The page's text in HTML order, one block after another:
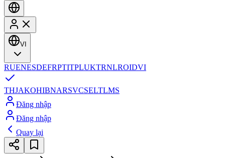
VI
RUENESDEFRPTITPLUKTRNLROIDVI
THJAKOHIBNARSVCSELTLMS
Đăng nhập
Đăng nhập
Quay lại